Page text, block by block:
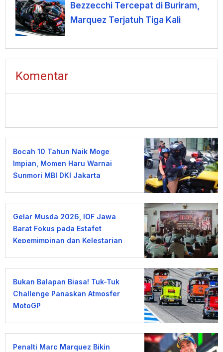
Bezzecchi Tercepat di Buriram,
Marquez Terjatuh Tiga Kali
Komentar
Bocah 10 Tahun Naik Moge
Impian, Momen Haru Warnai
Sunmori MBI DKI Jakarta
Gelar Musda 2026, IOF Jawa
Barat Fokus pada Estafet
Kepemimpinan dan Kelestarian
Bukan Balapan Biasa! Tuk-Tuk
Challenge Panaskan Atmosfer
MotoGP
Penalti Marc Marquez Bikin